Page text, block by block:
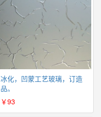
冰化，凹蒙工艺玻璃，订造
品。
￥93